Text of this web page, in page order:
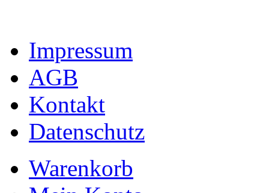
Impressum
AGB
Kontakt
Datenschutz
Warenkorb